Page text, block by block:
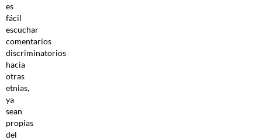
es
fácil
escuchar
comentarios
discriminatorios
hacia
otras
etnias,
ya
sean
propias
del